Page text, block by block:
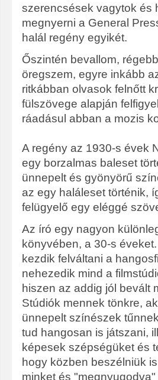
szerencsések vagytok és
megnyerni a General
halál regény egyikét.
Őszintén bevallom,
öregszem, egyre inkább
ritkábban olvasok felnőtt
fülszövege alapján
ráadásul abban a mozis
A regény az 1930-s évek
egy borzalmas baleset
ünnepelt és gyönyörű
az egy haláleset történik,
felügyelő egy eléggé
Az író egy nagyon
könyvében, a 30-s
kezdik felváltani a
nehezedik mind a
hiszen az addig jól bevált
Stúdiók mennek tönkre,
ünnepelt színészek
tud hangosan is játszani,
képesek szépségüket és
hogy közben beszélniük
minket és